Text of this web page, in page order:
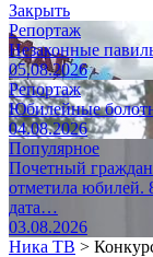
Закрыть
Репортаж
Незаконные
05.08.2026
Репортаж
Юбилейные
04.08.2026
Популярное
Почетный
отметила юбилей.
дата…
03.08.2026
Ника ТВ >